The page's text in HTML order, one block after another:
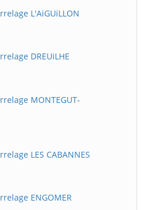
L'AiGUiLLON
DREUiLHE
MONTEGUT-
LES CABANNES
ENGOMER